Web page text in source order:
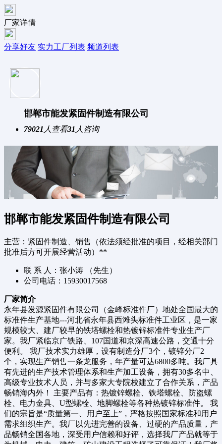
厂家详情
分享好友 实力工厂列表 频道列表
邯郸市能发紧固件制造有限公司
79021 人查看31 人咨询
邯郸市能发紧固件制造有限公司
主营：紧固件制造、销售（依法须经批准的项目，经相关部门
批准后方可开展经营活动）**
联 系 人：张小涛 （先生）
公司电话：15930017568
厂家简介
永年县发源紧固件有限公司（金峰标准件厂）地处全国最大的
标准件生产基地---河北省永年县西滩头标准件工业区，是一家
规模较大、建厂较早的铁塔螺栓和热镀锌标准件专业生产厂
家。我厂紧临京广铁路、107国道和京深高速公路，交通十分
便利。 我厂技术实力雄厚，设有制造分厂3个，镀锌分厂2
个，实现生产销售一条龙服务，年产量可达6800多吨。我厂具
有先进的生产技术管理体系和生产加工设备，拥有30多名中、
高级专业技术人员，并与多家大专院校建立了合作关系，产品
畅销海内外！ 主要产品有：热镀锌螺栓、铁塔螺栓、防盗螺
栓、电力金具、U型螺栓、地脚螺栓等各种热镀锌标准件。 我
们的宗旨是“质量第一、用户至上”，严格按照国家标准和用户
需求组织生产。我厂以先进完善的设备、过硬的产品质量，产
品畅销全国各地，深受用户信赖和好评，选择我厂产品就等于